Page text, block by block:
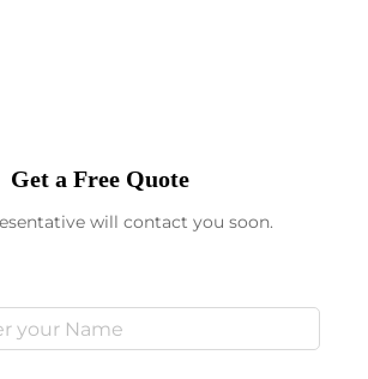
Get a Free Quote
will contact you soon.